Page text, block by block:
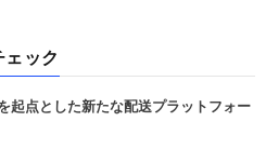
ェック
点とした新たな配送プラットフォー